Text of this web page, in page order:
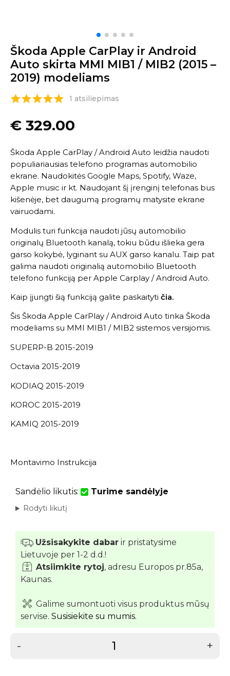
Škoda Apple CarPlay ir Android
Auto skirta MMI MIB1 / MIB2 (2015 –
2019) modeliams
1 atsiliepimas
€ 329.00
Škoda Apple CarPlay / Android Auto leidžia naudoti
populiariausias telefono programas automobilio
ekrane. Naudokitės Google Maps, Spotify, Waze,
Apple music ir kt. Naudojant šį įrenginį telefonas bus
kišenėje, bet daugumą programų matysite ekrane
vairuodami.
Modulis turi funkcija naudoti jūsų automobilio
originalų Bluetooth kanalą, tokiu būdu išlieka gera
garso kokybė, lyginant su AUX garso kanalu. Taip pat
galima naudoti originalią automobilio Bluetooth
telefono funkciją per Apple Carplay / Android Auto.
Kaip įjungti šią funkciją galite paskaityti čia.
Šis Škoda Apple CarPlay / Android Auto tinka Škoda
modeliams su MMI MIB1 / MIB2 sistemos versijomis.
SUPERP-B 2015-2019
Octavia 2015-2019
KODIAQ 2015-2019
KOROC 2015-2019
KAMIQ 2015-2019
Montavimo Instrukcija
Sandėlio likutis: Turime sandėlyje
Rodyti likutį
Užsisakykite dabar ir pristatysime
Lietuvoje per 1-2 d.d.!
Atsiimkite rytoj, adresu Europos pr.85a,
Kaunas.
Galime sumontuoti visus produktus mūsų
servise. Susisiekite su mumis.
- +